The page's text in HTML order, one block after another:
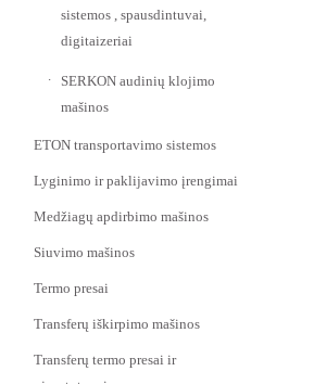
sistemos , spausdintuvai,
digitaizeriai
SERKON audinių klojimo
mašinos
ETON transportavimo sistemos
Lyginimo ir paklijavimo įrengimai
Medžiagų apdirbimo mašinos
Siuvimo mašinos
Termo presai
Transferų iškirpimo mašinos
Transferų termo presai ir